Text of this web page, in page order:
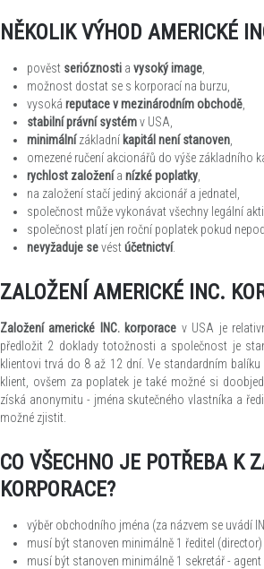
NĚKOLIK VÝHOD AMERICKÉ
pověst serióznosti a vysoký image
možnost dostat se s korporací na burzu,
vysoká reputace v mezinárodním obchodě
stabilní právní systémv USA,
minimálnízákladní kapitál není stanoven
omezené ručení akcionářů do výše základního
rychlost založenía nízké poplatky
na založení stačí jediný akcionář a jednatel,
společnost může vykonávat všechny legální
společnost platí jen roční poplatek pokud
nevyžaduje sevést účetnictví.
ZALOŽENÍ AMERICKÉ INC.
Založení americké INC. korporace v USA je
předložit 2 doklady totožnosti a společnost je
klientovi trvá do 8 až 12 dní. Ve standardním
klient, ovšem za poplatek je také možné si
získá anonymitu - jména skutečného vlastníka a
možné zjistit.
CO VŠECHNO JE POTŘEBA K
KORPORACE?
výběr obchodního jména (za názvem se uvádí
musí být stanoven minimálně 1 ředitel
musí být stanoven minimálně 1 sekretář - agent